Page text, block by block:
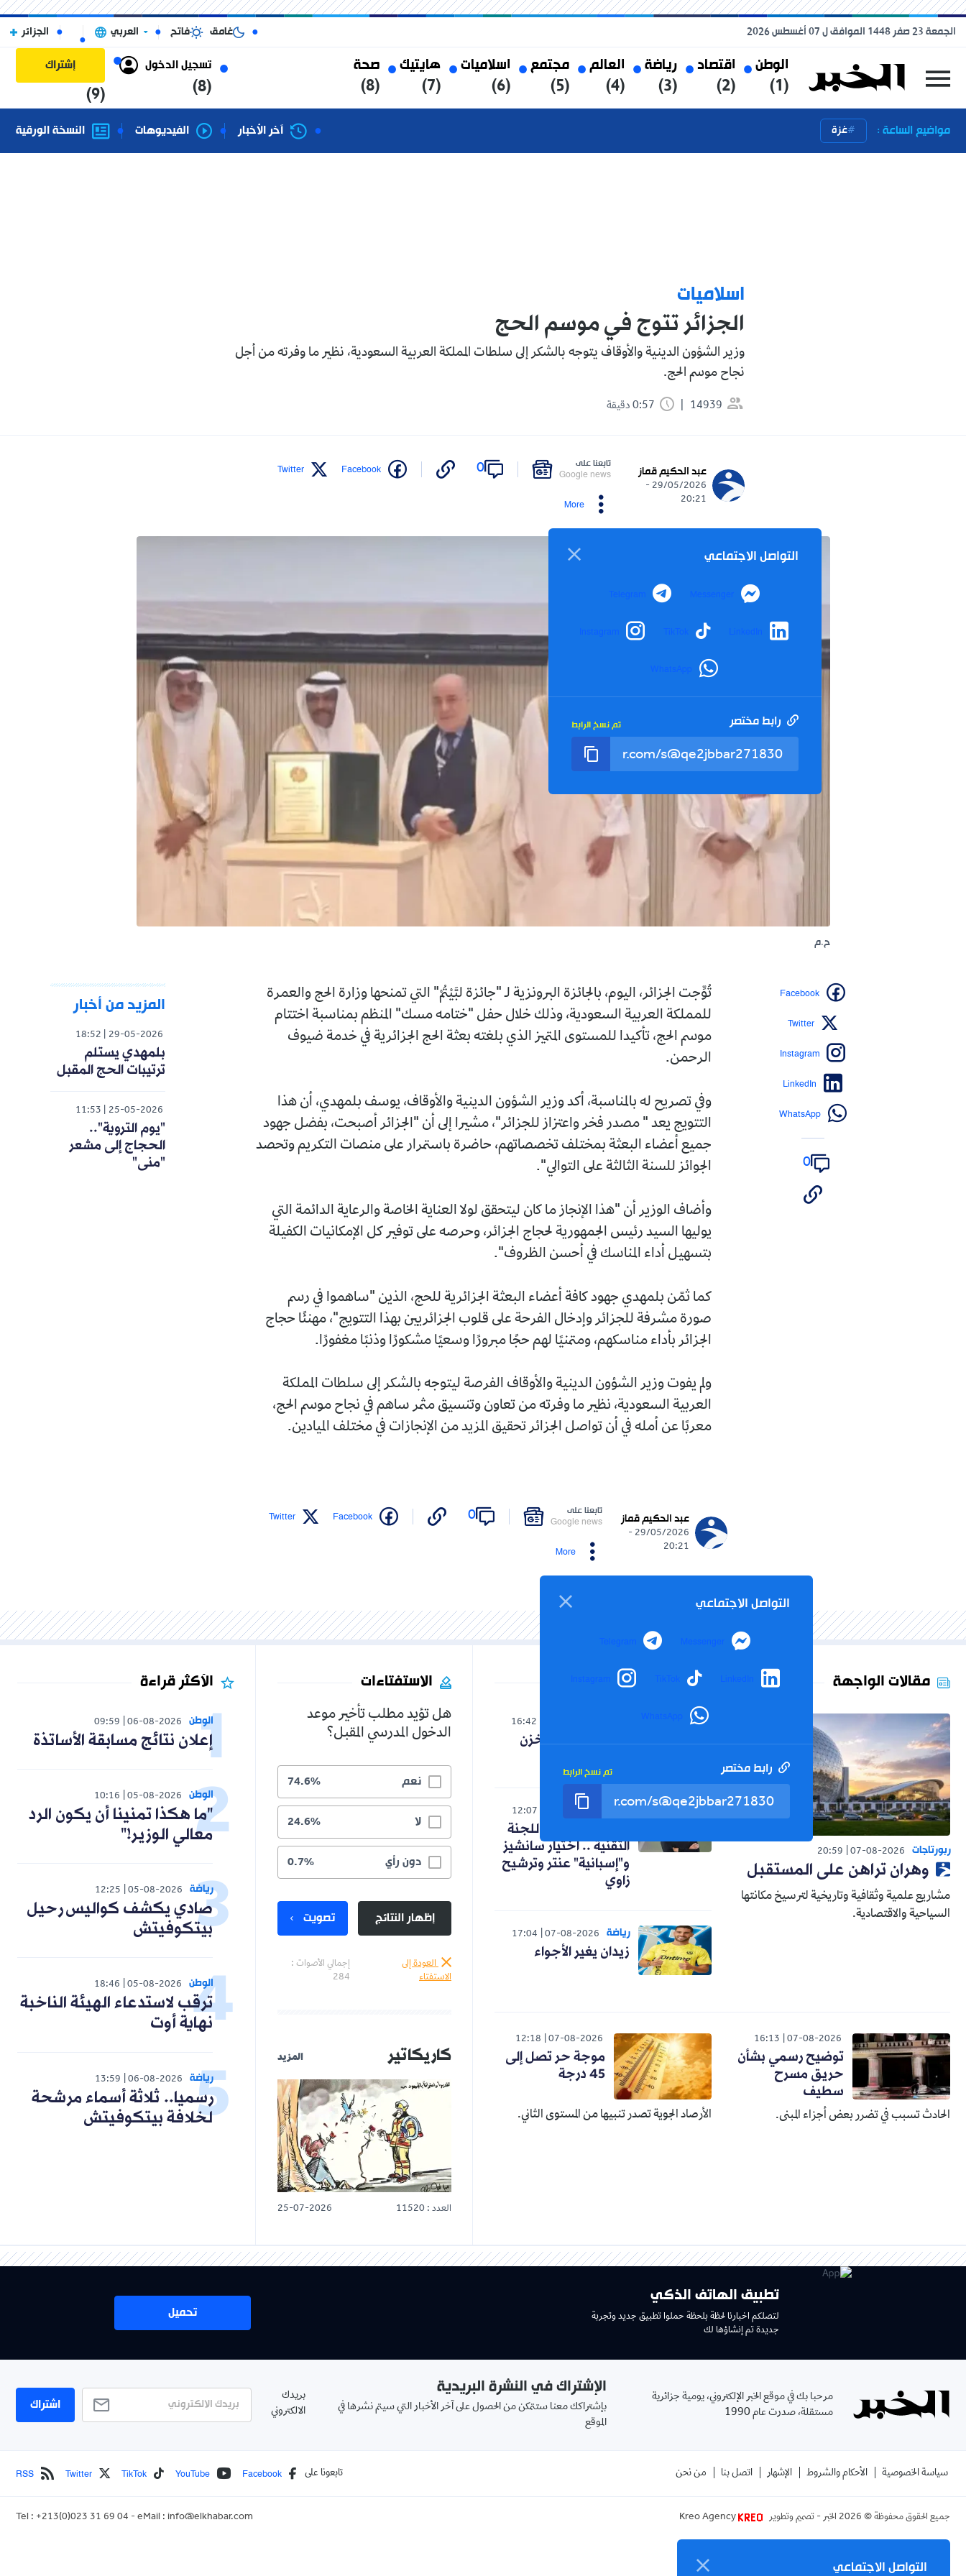
الوطن
(1)
اقتصاد
(2)
رياضة
(3)
العالم
(4)
مجتمع
(5)
اسلاميات
(6)
هايتيك
(7)
صحة
(8)
تسجيل الدخول
(8)
إشتراك
(9)
الجمعة 23 صفر 1448 الموافق ل 07 أغسطس 2026 غامق فاتح العربي الجزائر
مواضيع الساعة : غزة آخر الأخبار الفيديوهات النسخة الورقية
اسلاميات
الجزائر تتوج في موسم الحج
وزير الشؤون الدينية والأوقاف يتوجه بالشكر إلى سلطات المملكة العربية السعودية، نظير ما وفرته من أجل
نجاح موسم الحج.
14939
عبد الحكيم قماز
29/05/2026 -
20:21
تابعنا على
Google news
0
Facebook
Twitter
More
التواصل الاجتماعي
Messenger
Telegram
LinkedIn
TikTok
Instagram
WhatsApp
رابط مختصر تم نسخ الرابط
ح.م
تُوِّجت الجزائر، اليوم، بالجائزة البرونزية لـ "جائزة لبَّيْتُمْ" التي تمنحها وزارة الحج والعمرة
للمملكة العربية السعودية، وذلك خلال حفل "ختامه مسك" المنظم بمناسبة اختتام
موسم الحج، تأكيدا للمستوى المتميز الذي بلغته بعثة الحج الجزائرية في خدمة ضيوف
الرحمن.
وفي تصريح له بالمناسبة، أكد وزير الشؤون الدينية والأوقاف، يوسف بلمهدي، أن هذا
التتويج يعد " مصدر فخر واعتزاز للجزائر"، مشيرا إلى أن "الجزائر أصبحت، بفضل جهود
جميع أعضاء البعثة بمختلف تخصصاتهم، حاضرة باستمرار على منصات التكريم وتحصد
الجوائز للسنة الثالثة على التوالي".
وأضاف الوزير أن "هذا الإنجاز ما كان ليتحقق لولا العناية الخاصة والرعاية الدائمة التي
يوليها السيد رئيس الجمهورية لحجاج الجزائر، وحرصه على توفير كل الإمكانيات الكفيلة
بتسهيل أداء المناسك في أحسن الظروف".
كما ثمّن بلمهدي جهود كافة أعضاء البعثة الجزائرية للحج، الذين "ساهموا في رسم
صورة مشرفة للجزائر وإدخال الفرحة على قلوب الجزائريين بهذا التتويج"، مهنئًا حجاج
الجزائر بأداء مناسكهم، ومتمنيًا لهم حجًا مبرورًا وسعيًا مشكورًا وذنبًا مغفورًا.
ولم يفوت وزير الشؤون الدينية والأوقاف الفرصة ليتوجه بالشكر إلى سلطات المملكة
العربية السعودية، نظير ما وفرته من تعاون وتنسيق مثمر ساهم في نجاح موسم الحج،
معربًا عن أمله في أن تواصل الجزائر تحقيق المزيد من الإنجازات في مختلف الميادين.
Facebook
Twitter
Instagram
LinkedIn
WhatsApp
0
المزيد من أخبار
29-05-2026
18:52
بلمهدي يستلم
ترتيبات الحج المقبل
25-05-2026
11:53
"يوم التروية"..
الحجاج إلى مشعر
"منى"
عبد الحكيم قماز
29/05/2026 -
20:21
تابعنا على
Google news
0
Facebook
Twitter
More
التواصل الاجتماعي
Messenger
Telegram
LinkedIn
TikTok
Instagram
WhatsApp
رابط مختصر تم نسخ الرابط
مقالات الواجهة
ربورتاجات 07-08-2026
20:59
وهران تراهن على المستقبل
مشاريع علمية وثقافية وتاريخية لترسيخ مكانتها
السياحية والاقتصادية.
16:42
صدمة لنظام المخزن
رياضة 07-08-2026
12:07
كواليس اجتماع اللجنة
التقنية .. اختيار سانشيز
و"إسبانية" عنتر وترشيح
زاوي
رياضة 07-08-2026
17:04
زيدان يغير الأجواء
07-08-2026
16:13
توضيح رسمي بشأن
حريق مسرح
سطيف
الحادث تسبب في تضرر بعض أجزاء المبنى.
07-08-2026
12:18
موجة حر تصل إلى
45 درجة
الأرصاد الجوية تصدر تنبيها من المستوى الثاني.
الاستفتاءات
هل تؤيد مطلب تأخير موعد
الدخول المدرسي المقبل؟
نعم 74.6%
لا 24.6%
دون رأي 0.7%
إظهار النتائج تصويت
العودة إلى
الاستفتاء
إجمالي الأصوات :
284
كاريكاتير المزيد
العدد : 11520 25-07-2026
الأكثر قراءة
الوطن 06-08-2026
09:59
إعلان نتائج مسابقة الأساتذة
الوطن 05-08-2026
10:16
"ما هكذا تمنينا أن يكون الرد
معالي الوزير!"
رياضة 05-08-2026
12:25
صادي يكشف كواليس رحيل
بيتكوفيتش
الوطن 05-08-2026
18:46
ترقب لاستدعاء الهيئة الناخبة
نهاية أوت
رياضة 06-08-2026
13:59
رسميا.. ثلاثة أسماء مرشحة
لخلافة بيتكوفيتش
تطبيق الهاتف الذكي
لتصلكم اخبارنا لحظة بلحظة حملوا تطبيق جديد وتجربة
جديدة تم إنشاؤها لك
تحميل
مرحبا بك في موقع الخبر الإلكتروني، يومية جزائرية
مستقلة، صدرت عام 1990
الإشتراك في النشرة البريدية
بإشتراكك معنا ستتمكن من الحصول على آخر الأخبار التي سيتم نشرها في
الموقع
بريدك
الالكتروني
اشتراك
سياسة الخصوصية الأحكام والشروط الإشهار اتصل بنا من نحن تابعونا على Facebook
YouTube
TikTok
Twitter
RSS
جميع الحقوق محفوظة © 2026 الخبر - تصميم وتطوير Kreo Agency
Tel : +213(0)023 31 69 04 - eMail : info@elkhabar.com
التواصل الاجتماعي